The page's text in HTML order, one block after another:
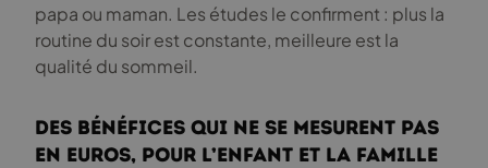
papa ou maman. Les études le confirment : plus la
routine du soir est constante, meilleure est la
qualité du sommeil.
Des bénéfices qui ne se mesurent pas
en euros, pour l’enfant et la famille